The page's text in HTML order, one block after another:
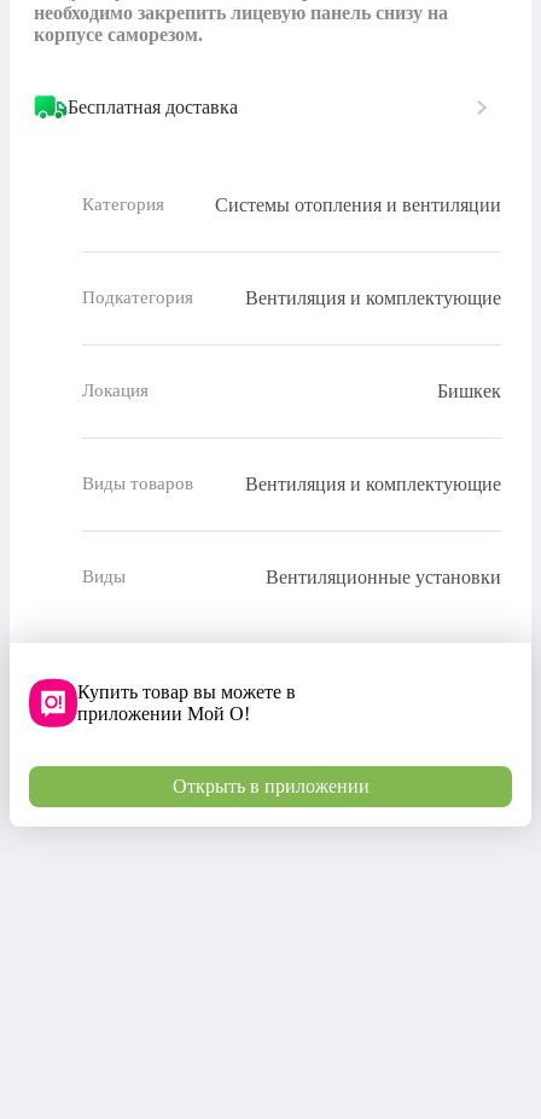
необходимо закрепить лицевую панель снизу на
корпусе саморезом.
Бесплатная доставка
Категория Системы отопления и вентиляции
Подкатегория Вентиляция и комплектующие
Локация Бишкек
Виды товаров Вентиляция и комплектующие
Виды Вентиляционные установки
Купить товар вы можете в
приложении Мой О!
Открыть в приложении